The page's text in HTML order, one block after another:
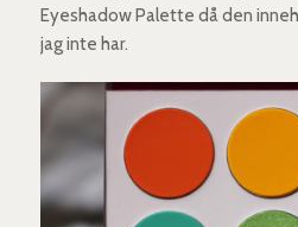
Eyeshadow Palette då den
jag inte har.